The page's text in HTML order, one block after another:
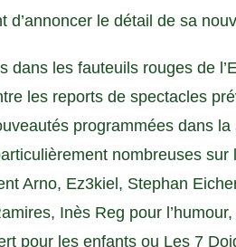
d’annoncer le détail de sa
dans les fauteuils rouges de
les reports de spectacles
programmées dans
nombreuses
Arno, Ez3kiel, Stephan
Inès Reg pour
pour les enfants ou Les 7